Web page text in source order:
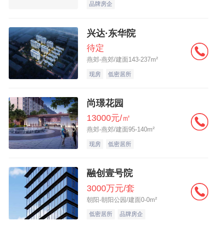
品牌房企
兴达·东华院
待定
燕郊-燕郊/建面143-237m²
现房 低密居所
尚璟花园
13000元/㎡
燕郊-燕郊/建面95-140m²
现房 低密居所
融创壹号院
3000万元/套
朝阳-朝阳公园/建面0-0m²
低密居所 品牌房企